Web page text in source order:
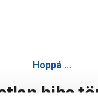
Hoppá ...
hiba